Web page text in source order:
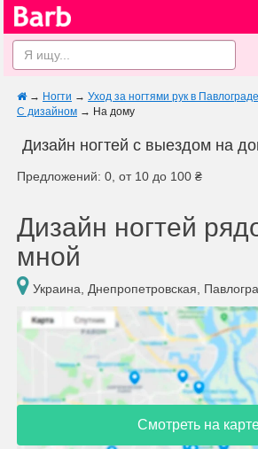
→ Ногти → Уход за ногтями рук в Павлограде
С дизайном → На дому
Дизайн ногтей с выездом на
Предложений: 0, от 10 до 100 ₴
Дизайн ногтей
мной
Украина, Днепропетровская,
Смотреть на